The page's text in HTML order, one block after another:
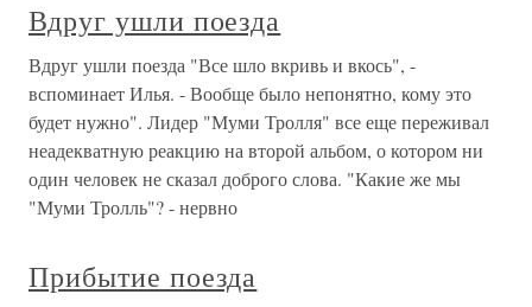
Вдруг ушли поезда
Вдруг ушли поезда "Все шло вкривь и вкось", -
вспоминает Илья. - Вообще было непонятно, кому это
будет нужно". Лидер "Муми Тролля" все еще переживал
неадекватную реакцию на второй альбом, о котором ни
один человек не сказал доброго слова. "Какие же мы
"Муми Тролль"? - нервно
Прибытие поезда